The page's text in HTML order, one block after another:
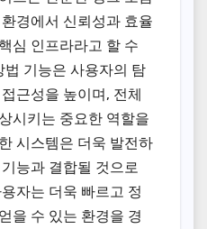
경에서 신뢰성과 효율
심 인프라라고 할 수
법 기능은 사용자의 탐
근성을 높이며, 전체
시키는 중요한 역할을
시스템은 더욱 발전하
능과 결합될 것으로
자는 더욱 빠르고 정
을 수 있는 환경을 경